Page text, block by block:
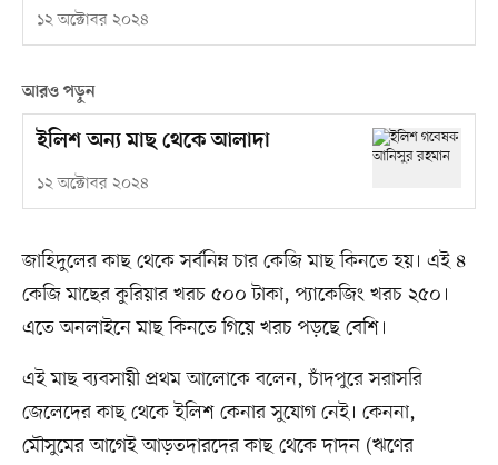
১২ অক্টোবর ২০২৪
আরও পড়ুন
ইলিশ অন্য মাছ থেকে আলাদা
১২ অক্টোবর ২০২৪
জাহিদুলের কাছ থেকে সর্বনিম্ন চার কেজি মাছ কিনতে হয়। এই ৪
কেজি মাছের কুরিয়ার খরচ ৫০০ টাকা, প্যাকেজিং খরচ ২৫০।
এতে অনলাইনে মাছ কিনতে গিয়ে খরচ পড়ছে বেশি।
এই মাছ ব্যবসায়ী প্রথম আলোকে বলেন, চাঁদপুরে সরাসরি
জেলেদের কাছ থেকে ইলিশ কেনার সুযোগ নেই। কেননা,
মৌসুমের আগেই আড়তদারদের কাছ থেকে দাদন (ঋণের